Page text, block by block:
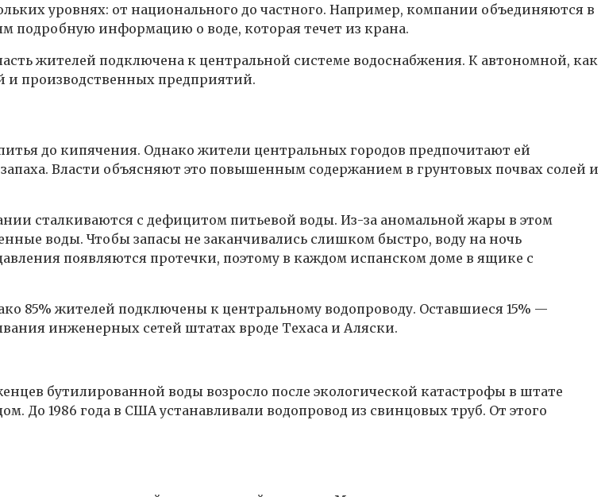
уровнях: от национального до частного. Например, компании объединяются в
подробную информацию о воде, которая течет из крана.
жителей подключена к центральной системе водоснабжения. К автономной, как
и производственных предприятий.
до кипячения. Однако жители центральных городов предпочитают ей
Власти объясняют это повышенным содержанием в грунтовых почвах солей и
сталкиваются с дефицитом питьевой воды. Из-за аномальной жары в этом
воды. Чтобы запасы не заканчивались слишком быстро, воду на ночь
появляются протечки, поэтому в каждом испанском доме в ящике с
85% жителей подключены к центральному водопроводу. Оставшиеся 15% —
инженерных сетей штатах вроде Техаса и Аляски.
бутилированной воды возросло после экологической катастрофы в штате
До 1986 года в США устанавливали водопровод из свинцовых труб. От этого